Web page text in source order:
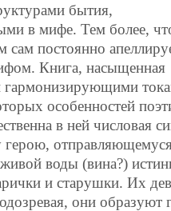
бытия,
в мифе. Тем более,
сам постоянно
Книга, насыщенная
гармонизирующими
особенностей
в ней числовая
герою,
воды (вина?)
и старушки. Их
они образуют